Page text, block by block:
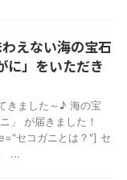
えない海の宝石
に」をいただき
きました～♪ 海の宝
」 が届きました！
セコガニとは？"] セ
...